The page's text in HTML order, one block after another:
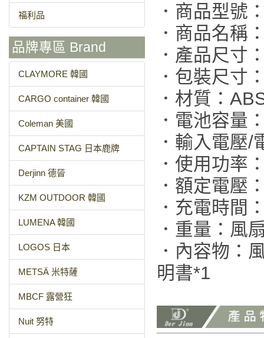
福利品
品牌專區 Brand
CLAYMORE 韓國
CARGO container 韓國
Coleman 美國
CAPTAIN STAG 日本鹿牌
Derjinn 德晉
KZM OUTDOOR 韓國
LUMENA 韓國
LOGOS 日本
METSÄ 米特薩
MBCF 露營狂
Nuit 努特
．商品型號
．商品名稱
．產品尺寸
．包裝尺寸
．材質：
．電池容量
．輸入電壓/
．使用功率
．額定電壓
．充電時間
．重量：風
．內容物：
明書*1